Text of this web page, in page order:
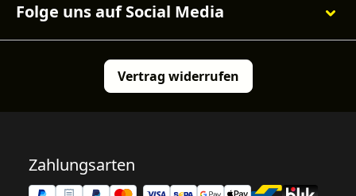
Folge uns auf Social Media
Vertrag widerrufen
Zahlungsarten